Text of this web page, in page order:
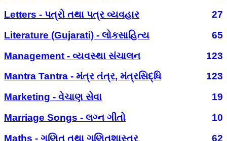
Letters - પત્રો તથા પત્ર વ્યવહાર
27
Literature (Gujarati) - લોકસાહિત્ય
65
Management - વ્યવસ્થા સંચાલન
123
Mantra Tantra - મંત્ર તંત્ર, મંત્રસિદ્ધિ
123
Marketing - વેચાણ સેવા
19
Marriage Songs - લગ્ન ગીતો
10
Maths - ગણિત તથા ગણિતશાસ્ત્ર
62